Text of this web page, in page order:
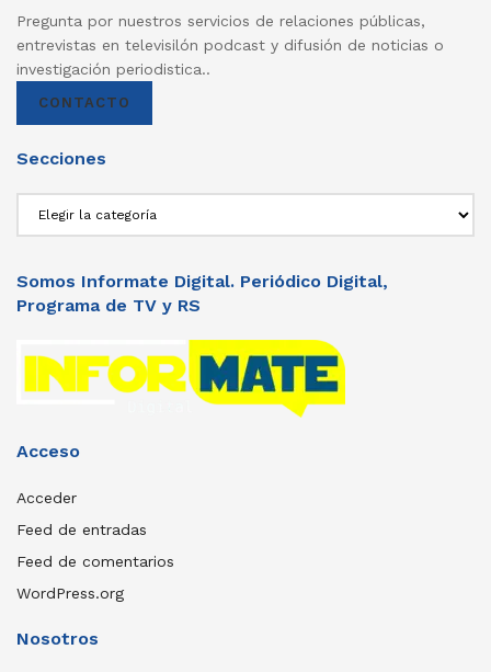
Pregunta por nuestros servicios de relaciones públicas,
entrevistas en televisilón podcast y difusión de noticias o
investigación periodistica..
CONTACTO
Secciones
Somos Informate Digital. Periódico Digital,
Programa de TV y RS
Acceso
Acceder
Feed de entradas
Feed de comentarios
WordPress.org
Nosotros